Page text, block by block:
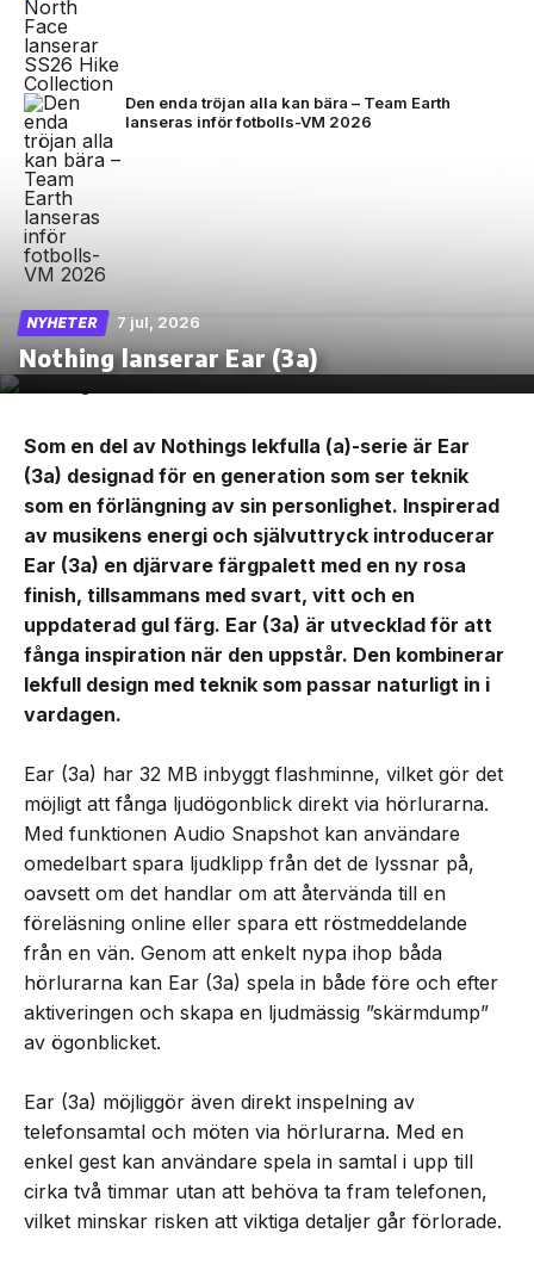
Den enda tröjan alla kan bära – Team Earth
lanseras inför fotbolls-VM 2026
NYHETER 7 jul, 2026
Nothing lanserar Ear (3a)
Som en del av Nothings lekfulla (a)-serie är Ear
(3a) designad för en generation som ser teknik
som en förlängning av sin personlighet. Inspirerad
av musikens energi och självuttryck introducerar
Ear (3a) en djärvare färgpalett med en ny rosa
finish, tillsammans med svart, vitt och en
uppdaterad gul färg. Ear (3a) är utvecklad för att
fånga inspiration när den uppstår. Den kombinerar
lekfull design med teknik som passar naturligt in i
vardagen.
Ear (3a) har 32 MB inbyggt flashminne, vilket gör det
möjligt att fånga ljudögonblick direkt via hörlurarna.
Med funktionen Audio Snapshot kan användare
omedelbart spara ljudklipp från det de lyssnar på,
oavsett om det handlar om att återvända till en
föreläsning online eller spara ett röstmeddelande
från en vän. Genom att enkelt nypa ihop båda
hörlurarna kan Ear (3a) spela in både före och efter
aktiveringen och skapa en ljudmässig ”skärmdump”
av ögonblicket.
Ear (3a) möjliggör även direkt inspelning av
telefonsamtal och möten via hörlurarna. Med en
enkel gest kan användare spela in samtal i upp till
cirka två timmar utan att behöva ta fram telefonen,
vilket minskar risken att viktiga detaljer går förlorade.